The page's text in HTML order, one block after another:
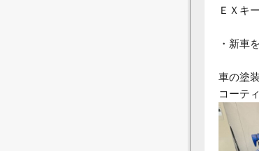
ＥＸキ
・新車
車の塗
コーテ